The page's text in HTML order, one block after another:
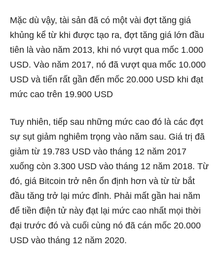
Mặc dù vậy, tài sản đã có một vài đợt tăng giá
khủng kể từ khi được tạo ra, đợt tăng giá lớn đầu
tiên là vào năm 2013, khi nó vượt qua mốc 1.000
USD. Vào năm 2017, nó đã vượt qua mốc 10.000
USD và tiến rất gần đến mốc 20.000 USD khi đạt
mức cao trên 19.900 USD
Tuy nhiên, tiếp sau những mức cao đó là các đợt
sự sụt giảm nghiêm trọng vào năm sau. Giá trị đã
giảm từ 19.783 USD vào tháng 12 năm 2017
xuống còn 3.300 USD vào tháng 12 năm 2018. Từ
đó, giá Bitcoin trở nên ổn định hơn và từ từ bắt
đầu tăng trở lại mức đỉnh. Phải mất gần hai năm
để tiền điện tử này đạt lại mức cao nhất mọi thời
đại trước đó và cuối cùng nó đã cán mốc 20.000
USD vào tháng 12 năm 2020.